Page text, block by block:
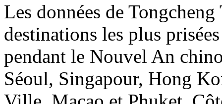
Les données de
destinations les plus
pendant le Nouvel An
Séoul, Singapour, Hong